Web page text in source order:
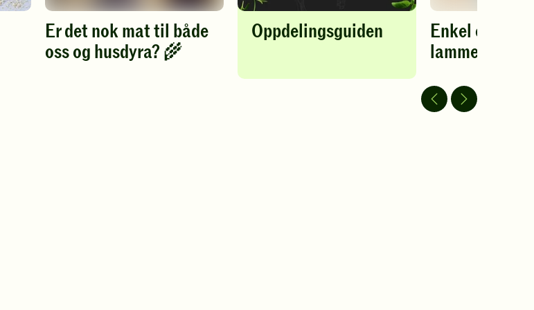
Er det nok mat til både
oss og husdyra? 🌾
Oppdelingsguiden
Enkel og rask
lammegryte
av
video